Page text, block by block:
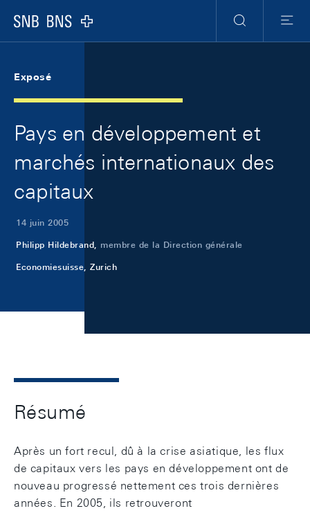
Logo
RechercheMenu
Exposé
Pays en développement et
marchés internationaux des
capitaux
14 juin 2005
Philipp Hildebrand, membre de la Direction générale
Economiesuisse, Zurich
Résumé
Après un fort recul, dû à la crise asiatique, les flux
de capitaux vers les pays en développement ont de
nouveau progressé nettement ces trois dernières
années. En 2005, ils retrouveront